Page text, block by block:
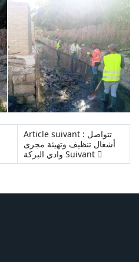
Article suivant : تتواصل
أشغال تنظيف وتهيئة مجرى
وادي البركةSuivant